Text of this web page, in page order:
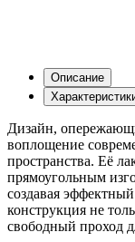
Описание
Дизайн,
воплощение
пространства. Её
прямоугольным
создавая
конструкция не
свободный проход